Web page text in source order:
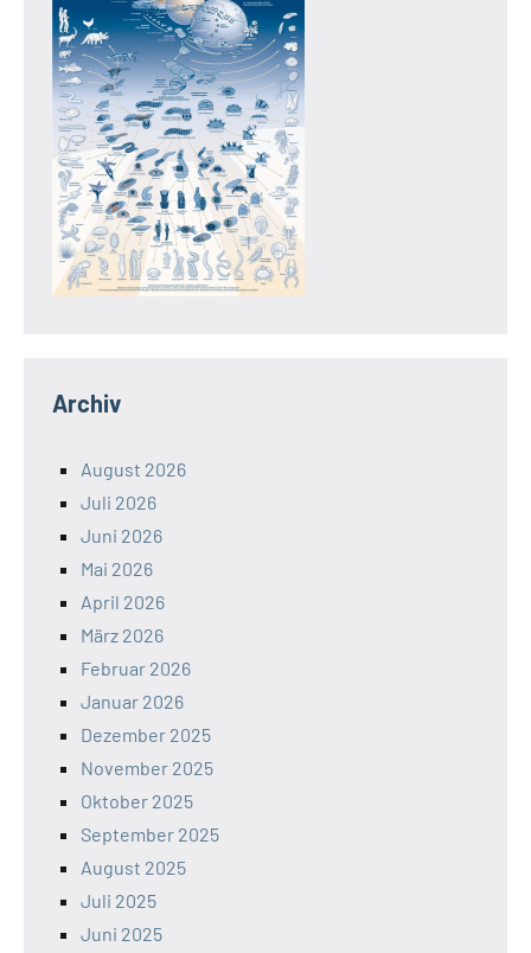
Archiv
August 2026
Juli 2026
Juni 2026
Mai 2026
April 2026
März 2026
Februar 2026
Januar 2026
Dezember 2025
November 2025
Oktober 2025
September 2025
August 2025
Juli 2025
Juni 2025